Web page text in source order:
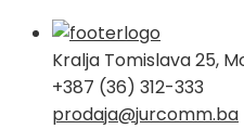
Kralja Tomislava 25,
+387 (36) 312-333
prodaja@jurcomm.ba